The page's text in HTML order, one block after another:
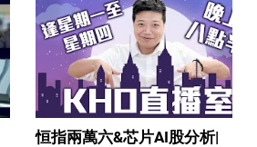
恒指兩萬六&芯片AI股分析|